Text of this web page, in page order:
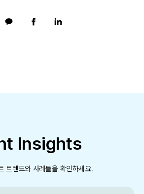
Insights
트렌드와 사례들을 확인하세요.